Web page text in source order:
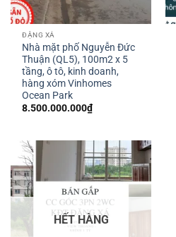
ĐẶNG XÁ
Nhà mặt phố Nguyễn Đức
Thuận (QL5), 100m2 x 5
tầng, ô tô, kinh doanh,
hàng xóm Vinhomes
Ocean Park
8.500.000.000₫
HẾT HÀNG